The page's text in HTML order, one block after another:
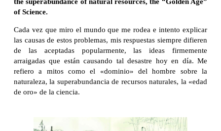
of Science.
Cada vez que miro el mundo que me rodea e intento explicar
las causas de estos problemas, mis respuestas siempre difieren
de las aceptadas popularmente, las ideas firmemente
arraigadas que están causando tal desastre hoy en día. Me
refiero a mitos como el «dominio» del hombre sobre la
naturaleza, la superabundancia de recursos naturales, la «edad
de oro» de la ciencia.